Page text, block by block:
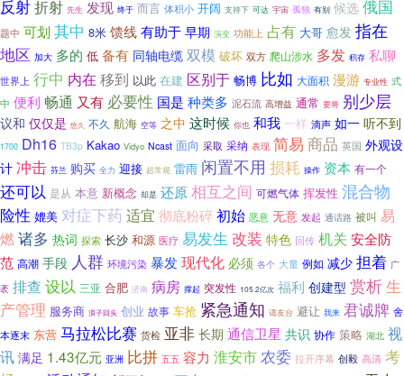
反射折射 先生 发现 终于 而言 体积小 开阔 支持下 可达 宇宙 孤独 有别 候选 俄国
题中 可划 其中 8米 馈线有助于早期 演变 功能上 占有 大哥 愈发指在
地区 加大 多的 低 备有 同轴电缆 双模 破坏 双方 爬山涉水 多发 积存 私聊
世界上 行中 内在 移到 以此 在建 区别于 畅博 比如 大面积 漫游 专业性 式
中 便利 畅通 又有 必要性 国是 种类多 泥石流 高增益 通常 要将 别少层
议和 仅仅是 悠久 不久 航海 空等 之中 这时候 你也 和我 一样 滴声 如一 听不到
1700 Dh16 TB3p Kakao Vidyo Ncast 面向 采取 采纳 表现 简易 商品 英国 外观设
计 冲击 芬兰 购买 全力 迎接 超常规 雷雨 闲置不用 损耗 操作 资本 有一个
还可以 是从 本意 新概念 却是 还原相互之间 可燃气体 挥发性 混合物
险性 媲美 对症下药 适宜 彻底粉碎 初始 恶意 无意 发起 通话路 被叫 易
燃 诸多 热词 探索 长沙 和源 医疗 易发生 改装 特色 回传 机关 安全防
范 高潮 手段 人群 环境污染 暴发现代化 必须 各个 大量 例如 减少 担着 广
袤 排查 设以 三亚 合肥 济南 病房 撑起 突发性 105.2亿次 福利 创建型 赏析生
产管理 服务商 浪子回头 创业 故事 车抢 紧急通知 请友台 避让 我来 君诚牌 舍
本逐末 东营 马拉松比赛 货检 亚非 长期 通信卫星 共识 协作 策略 湖北 视
讯 满足 1.43亿元 亚洲 比拼 五五 容力 淮安市农委 拉开序幕 创毅 高清 考